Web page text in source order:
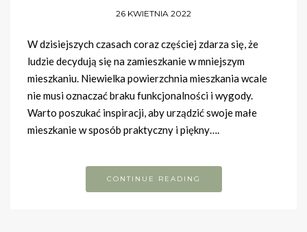
26 KWIETNIA 2022
W dzisiejszych czasach coraz częściej zdarza się, że
ludzie decydują się na zamieszkanie w mniejszym
mieszkaniu. Niewielka powierzchnia mieszkania wcale
nie musi oznaczać braku funkcjonalności i wygody.
Warto poszukać inspiracji, aby urządzić swoje małe
mieszkanie w sposób praktyczny i piękny….
CONTINUE READING